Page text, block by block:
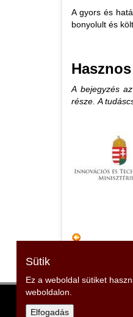
A gyors és
bonyolult és
A bejegyzés
része. A
Sütik
Ez a weboldal sütiket
weboldalon.
Elfogadás